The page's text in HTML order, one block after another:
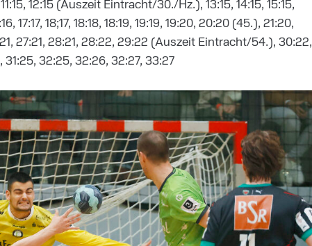
11:15, 12:15 (Auszeit Eintracht/30./Hz.), 13:15, 14:15, 15:15,
17:17, 18;17, 18:18, 18:19, 19:19, 19:20, 20:20 (45.), 21:20,
27:21, 28:21, 28:22, 29:22 (Auszeit Eintracht/54.), 30:22,
32:25, 32:26, 32:27, 33:27